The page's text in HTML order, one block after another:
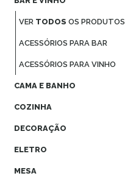
VER TODOS OS PRODUTOS
ACESSÓRIOS PARA BAR
ACESSÓRIOS PARA VINHO
CAMA E BANHO
COZINHA
DECORAÇÃO
ELETRO
MESA